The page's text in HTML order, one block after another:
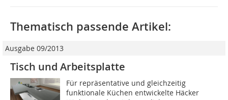
Thematisch passende Artikel:
Ausgabe 09/2013
Tisch und Arbeitsplatte
Für repräsentative und gleichzeitig
funktionale Küchen entwickelte Häcker